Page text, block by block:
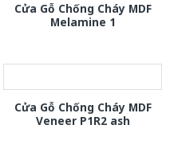
Cửa Gỗ Chống Cháy MDF
Melamine 1
Cửa Gỗ Chống Cháy MDF
Veneer P1R2 ash